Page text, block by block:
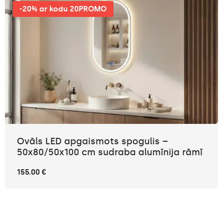
-20% ar kodu 20PROMO
Ovāls LED apgaismots spogulis –
50x80/50x100 cm sudraba alumīnija rāmī
155.00 €